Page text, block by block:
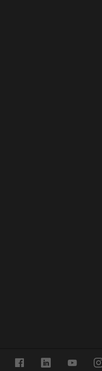
FacebookLinkedIn